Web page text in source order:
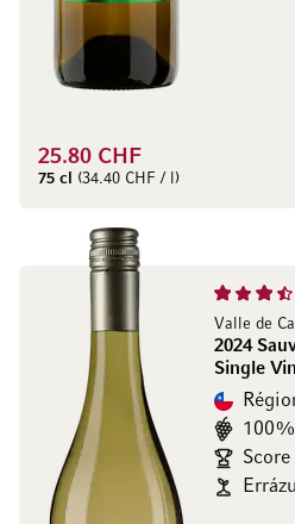
25.80 CHF
75 cl (34.40 CHF / l)
Valle de
2024
Single